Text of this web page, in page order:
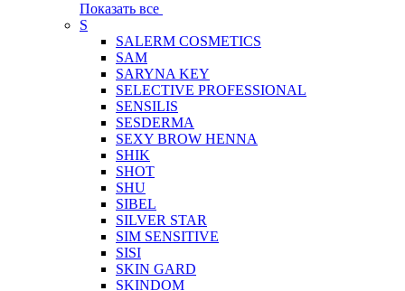
Показать все
S
SALERM COSMETICS
SAM
SARYNA KEY
SELECTIVE PROFESSIONAL
SENSILIS
SESDERMA
SEXY BROW HENNA
SHIK
SHOT
SHU
SIBEL
SILVER STAR
SIM SENSITIVE
SISI
SKIN GARD
SKINDOM